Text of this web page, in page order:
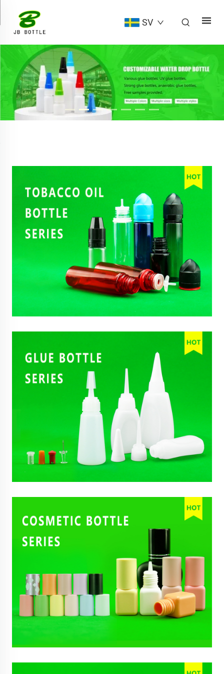
SV
May, 2026
Räkningen ner till den 12 augusti 2026: EU:s förordning
om förpackningar och förpackningsavfall (PPWR) (EU)
2025/40 träder i kraft – är din plastflaskförpackning redo?
Upptäck versatiliteten hos limflaskor för kontorsmaterial
Plastflaskor för parfymoljor, massageoljor och mer – säker
och stilfull förpackning
Högkvalitativa sprayflaskor för personlig vård, rengöring
27 Dec, 2024
Premiumkosmetikflaskor för hudvård och
skönhetsprodukter – hållbara och eleganta
förpackningslösningar
Varför 2026 är den bästa tiden att köpa plastflaskor – 5
köparvänliga trender du inte kan ignorera
PP vs. PE vs. PET: Viktiga skillnader, smältpunkter och
bästa användningsområden för plastflaskor och
plastbehållare
12 May, 2026
Lättviktiga och enfasplastflaskor: Spara kostnader
samtidigt som globala återvinningsstandarder uppfylls